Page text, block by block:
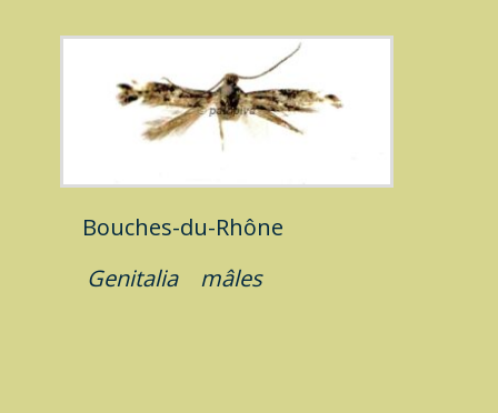
Bouches-du-Rhône
Genitalia mâles